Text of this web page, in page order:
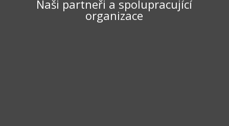
Naši partneři a spolupracující
organizace